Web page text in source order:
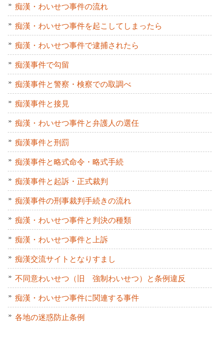
痴漢・わいせつ事件の流れ
痴漢・わいせつ事件を起こしてしまったら
痴漢・わいせつ事件で逮捕されたら
痴漢事件で勾留
痴漢事件と警察・検察での取調べ
痴漢事件と接見
痴漢・わいせつ事件と弁護人の選任
痴漢事件と刑罰
痴漢事件と略式命令・略式手続
痴漢事件と起訴・正式裁判
痴漢事件の刑事裁判手続きの流れ
痴漢・わいせつ事件と判決の種類
痴漢・わいせつ事件と上訴
痴漢交流サイトとなりすまし
不同意わいせつ（旧 強制わいせつ）と条例違反
痴漢・わいせつ事件に関連する事件
各地の迷惑防止条例